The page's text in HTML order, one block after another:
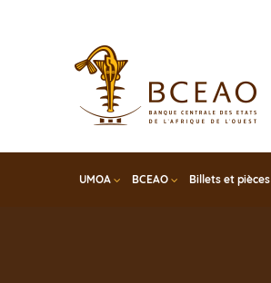
UMOA BCEAO Billets et pièces